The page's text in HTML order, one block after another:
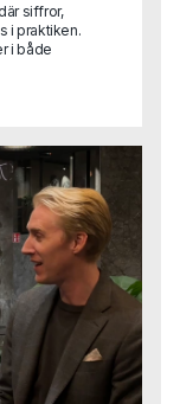
siffror,
i praktiken.
i både
värdefullt
sina
i att nå
med
mer om
och vad